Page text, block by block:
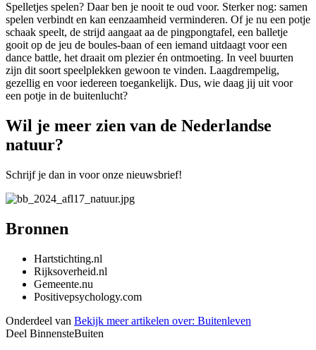
Spelletjes spelen? Daar ben je nooit te oud voor. Sterker nog: samen
spelen verbindt en kan eenzaamheid verminderen. Of je nu een potje
schaak speelt, de strijd aangaat aa de pingpongtafel, een balletje
gooit op de jeu de boules-baan of een iemand uitdaagt voor een
dance battle, het draait om plezier én ontmoeting. In veel buurten
zijn dit soort speelplekken gewoon te vinden. Laagdrempelig,
gezellig en voor iedereen toegankelijk. Dus, wie daag jij uit voor
een potje in de buitenlucht?
Wil je meer zien van de Nederlandse
natuur?
Schrijf je dan in voor onze nieuwsbrief!
Bronnen
Hartstichting.nl
Rijksoverheid.nl
Gemeente.nu
Positivepsychology.com
Onderdeel van Bekijk meer artikelen over: Buitenleven
Deel BinnensteBuiten